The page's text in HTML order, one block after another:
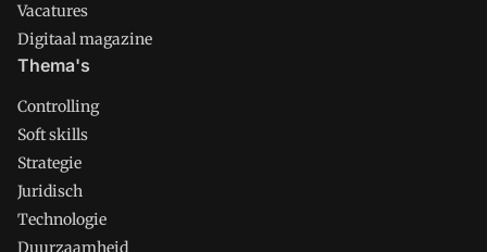
Vacatures
Digitaal magazine
Thema's
Controlling
Soft skills
Strategie
Juridisch
Technologie
Duurzaamheid